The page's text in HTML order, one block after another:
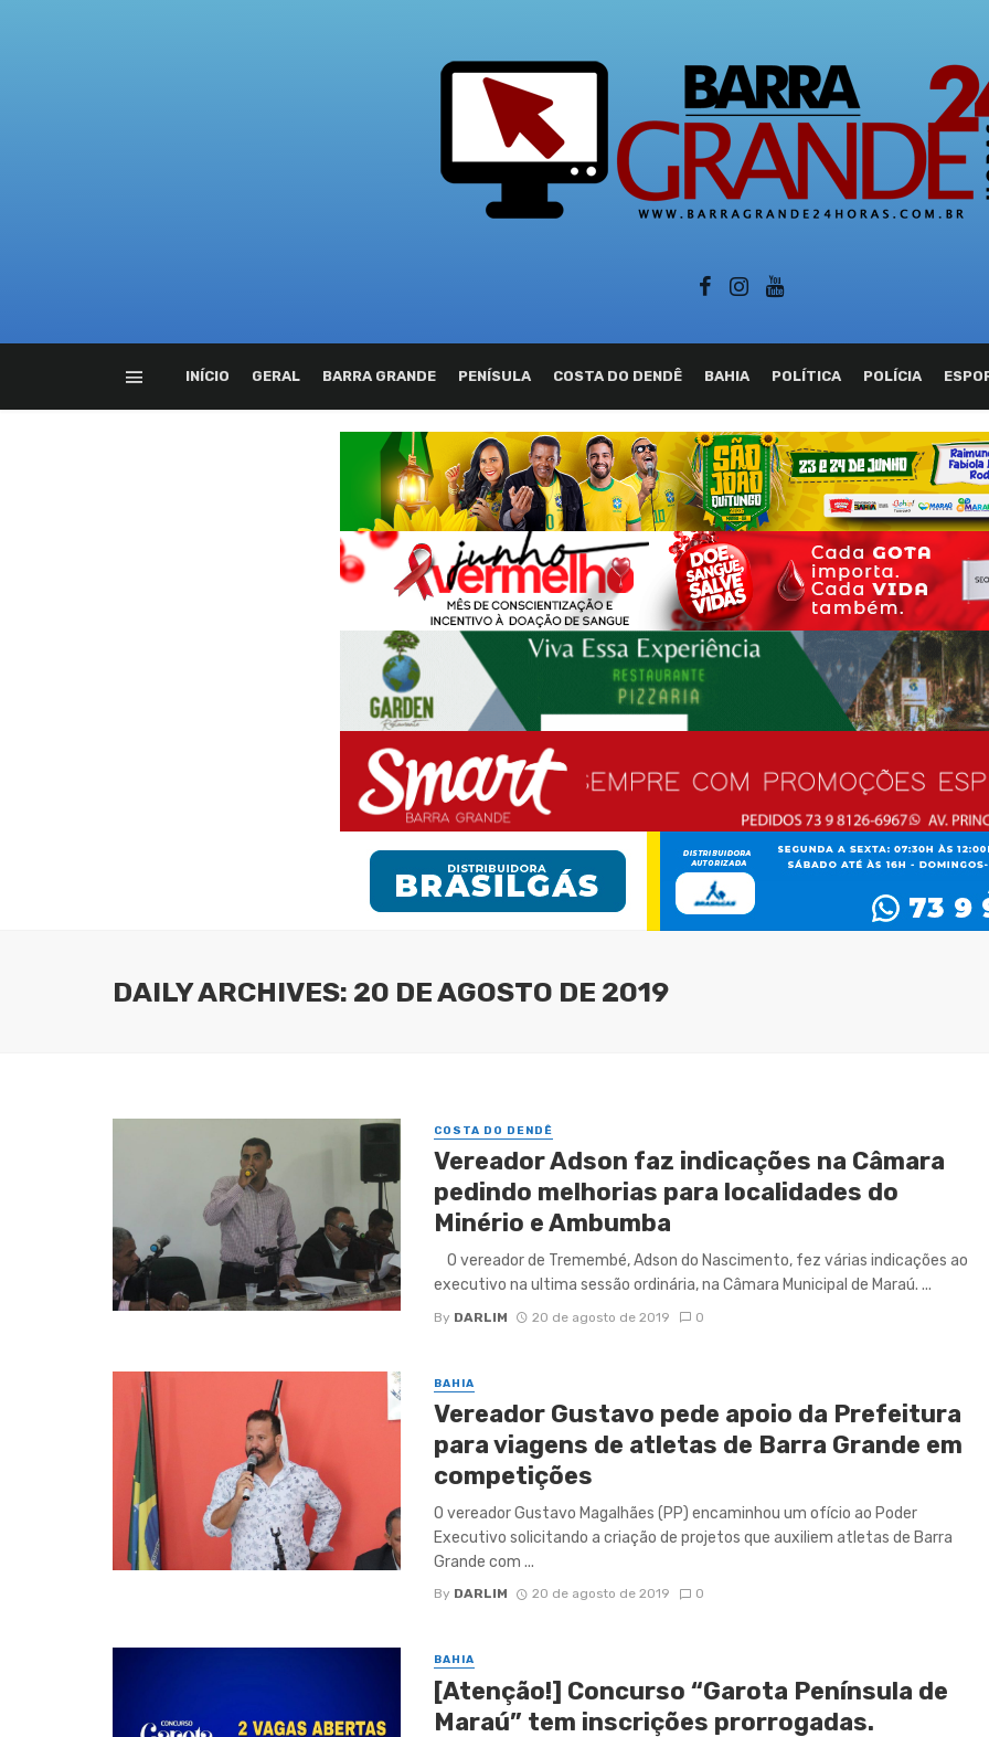
INÍCIO GERAL BARRA GRANDE PENÍSULA COSTA DO DENDÊ BAHIA POLÍTICA POLÍCIA
DAILY ARCHIVES: 20 DE AGOSTO DE 2019
COSTA DO DENDÊ
Vereador Adson faz indicações na Câmara
pedindo melhorias para localidades do
Minério e Ambumba
O vereador de Tremembé, Adson do Nascimento, fez várias indicações ao
executivo na ultima sessão ordinária, na Câmara Municipal de Maraú. ...
By DARLIM 20 de agosto de 2019 0
BAHIA
Vereador Gustavo pede apoio da Prefeitura
para viagens de atletas de Barra Grande em
competições
O vereador Gustavo Magalhães (PP) encaminhou um ofício ao Poder
Executivo solicitando a criação de projetos que auxiliem atletas de Barra
Grande com ...
By DARLIM 20 de agosto de 2019 0
BAHIA
[Atenção!] Concurso “Garota Península de
Maraú” tem inscrições prorrogadas.